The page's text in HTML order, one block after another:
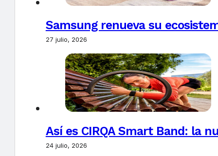
Samsung renueva su
27 julio, 2026
Así es CIRQA Smart Band: la
24 julio, 2026